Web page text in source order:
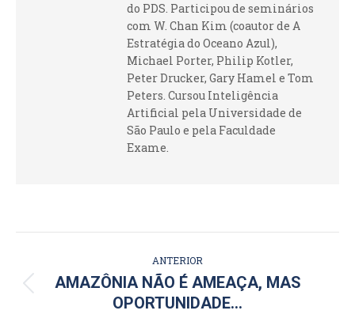
do PDS. Participou de seminários
com W. Chan Kim (coautor de A
Estratégia do Oceano Azul),
Michael Porter, Philip Kotler,
Peter Drucker, Gary Hamel e Tom
Peters. Cursou Inteligência
Artificial pela Universidade de
São Paulo e pela Faculdade
Exame.
DE
ANTERIOR
Post
anterior:
AMAZÔNIA NÃO É AMEAÇA, MAS
OPORTUNIDADE…